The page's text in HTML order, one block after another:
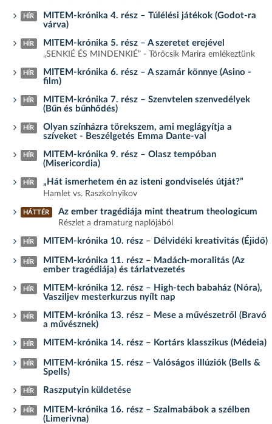
HÍR
MITEM-krónika 4. rész – Túlélési játékok (Godot-ra
várva)
HÍR MITEM-krónika 5. rész – A szeretet erejével
„SENKIÉ ÉS MINDENKIÉ” - Törőcsik Marira emlékeztünk
HÍR
MITEM-krónika 6. rész – A szamár könnye (Asino -
film)
HÍR
MITEM-krónika 7. rész – Szenvtelen szenvedélyek
(Bűn és bűnhődés)
HÍR
Olyan színházra törekszem, ami meglágyítja a
szíveket - Beszélgetés Emma Dante-val
HÍR
MITEM-krónika 9. rész – Olasz tempóban
(Misericordia)
HÍR „Hát ismerhetem én az isteni gondviselés útját?”
Hamlet vs. Raszkolnyikov
HÁTTÉR Az ember tragédiája mint theatrum theologicum
Részlet a dramaturg naplójából
HÍR MITEM-krónika 10. rész – Délvidéki kreativitás (Éjidő)
HÍR
MITEM-krónika 11. rész – Madách-moralitás (Az
ember tragédiája) és tárlatvezetés
HÍR
MITEM-krónika 12. rész – High-tech babaház (Nóra),
Vasziljev mesterkurzus nyílt nap
HÍR
MITEM-krónika 13. rész – Mese a művészetről (Bravó
a művésznek)
HÍR MITEM-krónika 14. rész – Kortárs klasszikus (Médeia)
HÍR
MITEM-krónika 15. rész – Valóságos illúziók (Bells &
Spells)
HÍR Raszputyin küldetése
HÍR
MITEM-krónika 16. rész – Szalmabábok a szélben
(Limerivna)